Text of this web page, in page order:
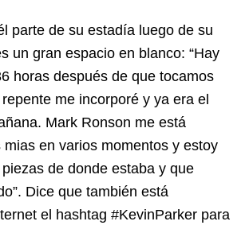
parte de su estadía luego de su
un gran espacio en blanco: “Hay
horas después de que tocamos
me incorporé y ya era el
Mark Ronson me está
en varios momentos y estoy
de donde estaba y que
Dice que también está
el hashtag #KevinParker para